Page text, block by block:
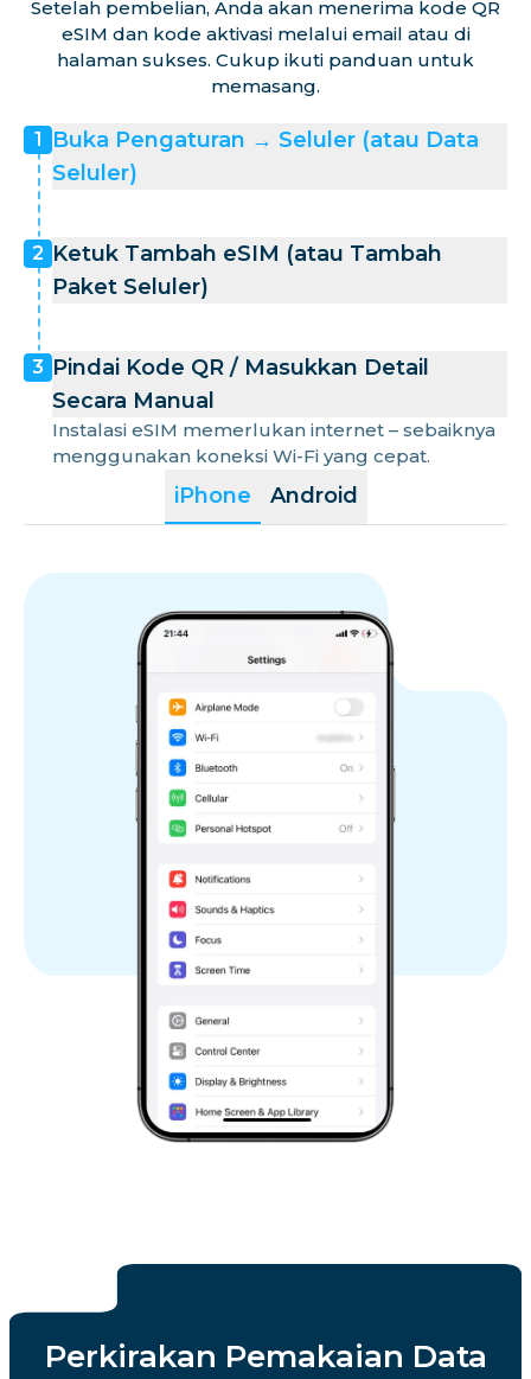
Setelah pembelian, Anda akan menerima kode QR
eSIM dan kode aktivasi melalui email atau di
halaman sukses. Cukup ikuti panduan untuk
memasang.
iPhone Android
1
Buka Pengaturan → Seluler (atau Data
Seluler)
2 Ketuk Tambah eSIM (atau Tambah
Paket Seluler)
3 Pindai Kode QR / Masukkan Detail
Secara Manual
Instalasi eSIM memerlukan internet – sebaiknya
menggunakan koneksi Wi-Fi yang cepat.
Perkirakan Pemakaian Data